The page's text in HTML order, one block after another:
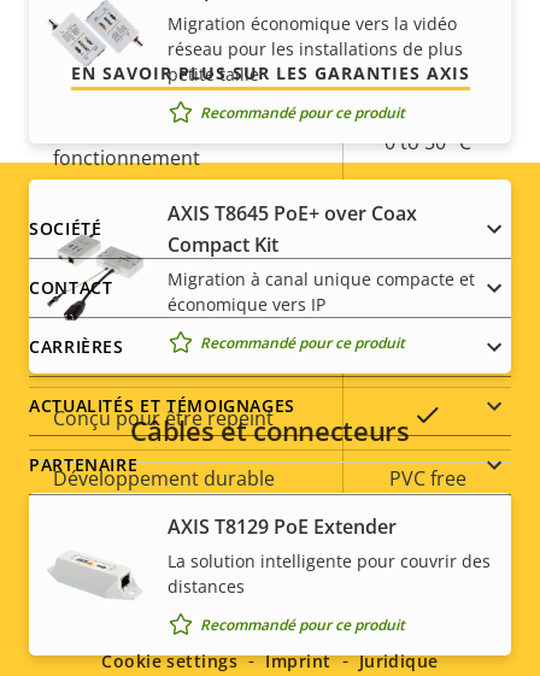
Stockage local (fente pour
carte mémoire)
Oui
Température de
fonctionnement
0 to 50 °C
Utilisable en extérieur
Indice de protection contre
le vandalisme
IK08
Indice de protection IP
Conçu pour être repeint
Développement durable PVC free
Migration économique vers la vidéo
réseau pour les installations de plus
petite taille
Recommandé pour ce produit
AXIS T8645 PoE+ over Coax
Compact Kit
Migration à canal unique compacte et
économique vers IP
Recommandé pour ce produit
Câbles et connecteurs
AXIS T8129 PoE Extender
La solution intelligente pour couvrir des
distances
Recommandé pour ce produit
promettons.
EN SAVOIR PLUS SUR LES GARANTIES AXIS
Footer
menu
SOCIÉTÉ
CONTACT
CARRIÈRES
ACTUALITÉS ET TÉMOIGNAGES
PARTENAIRE
Social
menu
Cookie settings Imprint
Juridique